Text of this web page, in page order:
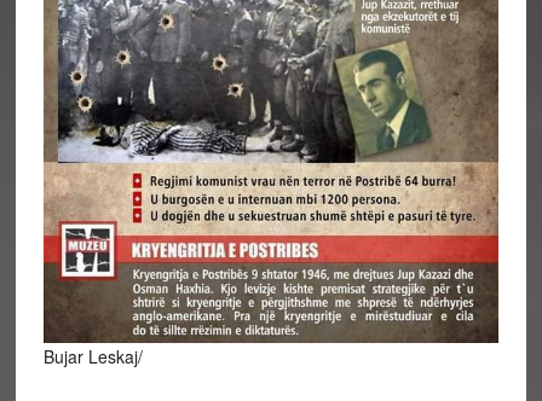
Bujar Leskaj/